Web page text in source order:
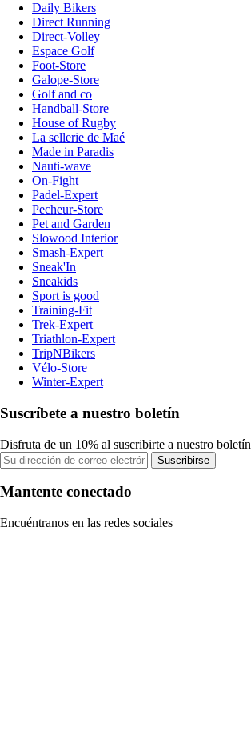
Daily Bikers
Direct Running
Direct-Volley
Espace Golf
Foot-Store
Galope-Store
Golf and co
Handball-Store
House of Rugby
La sellerie de Maé
Made in Paradis
Nauti-wave
On-Fight
Padel-Expert
Pecheur-Store
Pet and Garden
Slowood Interior
Smash-Expert
Sneak'In
Sneakids
Sport is good
Training-Fit
Trek-Expert
Triathlon-Expert
TripNBikers
Vélo-Store
Winter-Expert
Suscríbete a nuestro boletín
Disfruta de un 10% al suscribirte a nuestro boletín
Suscribirse
Mantente conectado
Encuéntranos en las redes sociales